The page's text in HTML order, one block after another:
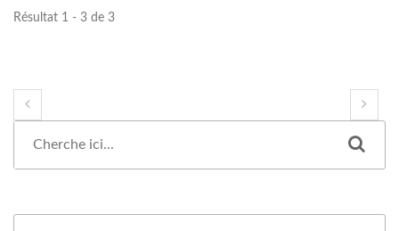
Résultat 1 - 3 de 3